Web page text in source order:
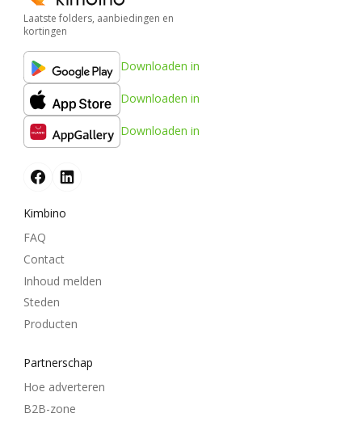
Laatste folders, aanbiedingen en
kortingen
Downloaden in
Downloaden in
Downloaden in
Kimbino
FAQ
Contact
Inhoud melden
Steden
Producten
Partnerschap
Hoe adverteren
B2B-zone